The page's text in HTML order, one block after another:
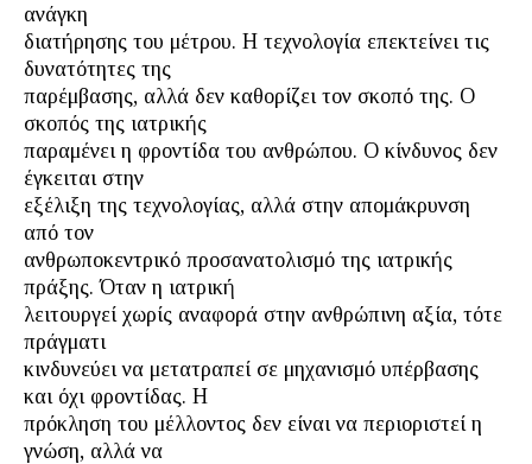
ανάγκη
διατήρησης του μέτρου. Η τεχνολογία επεκτείνει τις
δυνατότητες της
παρέμβασης, αλλά δεν καθορίζει τον σκοπό της. Ο
σκοπός της ιατρικής
παραμένει η φροντίδα του ανθρώπου. Ο κίνδυνος δεν
έγκειται στην
εξέλιξη της τεχνολογίας, αλλά στην απομάκρυνση
από τον
ανθρωποκεντρικό προσανατολισμό της ιατρικής
πράξης. Όταν η ιατρική
λειτουργεί χωρίς αναφορά στην ανθρώπινη αξία, τότε
πράγματι
κινδυνεύει να μετατραπεί σε μηχανισμό υπέρβασης
και όχι φροντίδας. Η
πρόκληση του μέλλοντος δεν είναι να περιοριστεί η
γνώση, αλλά να